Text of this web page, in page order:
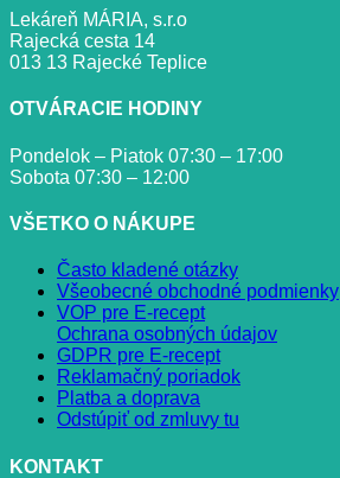
Lekáreň MÁRIA, s.r.o
Rajecká cesta 14
013 13 Rajecké Teplice
OTVÁRACIE HODINY
Pondelok – Piatok 07:30 – 17:00
Sobota 07:30 – 12:00
VŠETKO O NÁKUPE
Často kladené otázky
Všeobecné obchodné podmienky
VOP pre E-recept
Ochrana osobných údajov
GDPR pre E-recept
Reklamačný poriadok
Platba a doprava
Odstúpiť od zmluvy tu
KONTAKT